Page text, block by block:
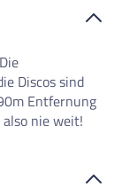
Discos sind
Entfernung
nie weit!